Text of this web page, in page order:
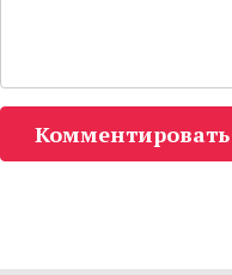
Комментировать